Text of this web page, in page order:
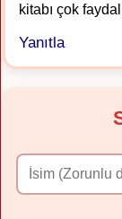
kitabı çok
Yanıtla